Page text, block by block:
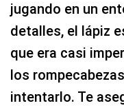
jugando en un
detalles, el lápiz
que era casi
los
intentarlo. Te